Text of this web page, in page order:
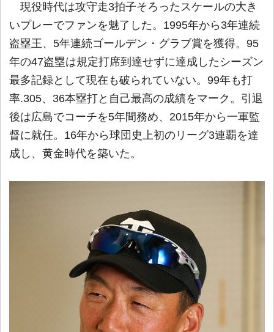
現役時代は攻守走3拍子そろったスケールの大き
いプレーでファンを魅了した。1995年から3年連続
盗塁王、5年連続ゴールデン・グラブ賞を獲得。95
年の47盗塁は規定打席到達せずに達成したシーズン
最多記録として現在も破られていない。99年も打
率.305、36本塁打と自己最高の成績をマーク。引退
後は広島でコーチを5年間務め、2015年から一軍監
督に就任。16年から球団史上初のリーグ3連覇を達
成し、黄金時代を築いた。